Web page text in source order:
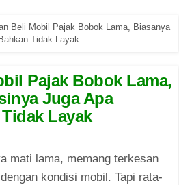
Beli Mobil Pajak Bobok Lama, Biasanya
Tidak Layak
Pajak Bobok Lama,
Juga Apa
Layak
mati lama, memang terkesan
kondisi mobil. Tapi rata-